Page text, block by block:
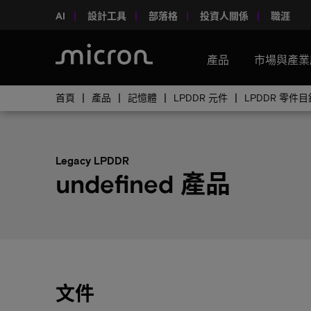
AI 設計工具 部落格 投資人關係 職涯
產品 市場與產
首頁 產品 記憶體 LPDDR 元件 LPDDR 零件目
Legacy LPDDR
undefined 產品
文件